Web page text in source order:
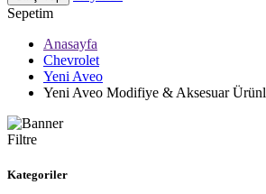
Sepetim
Anasayfa
Chevrolet
Yeni Aveo
Yeni Aveo Modifiye & Aksesuar Ürünl
Filtre
Kategoriler